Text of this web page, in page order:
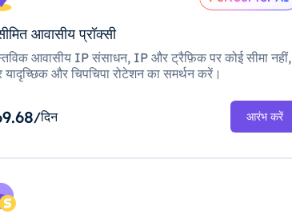
आवासीय प्रॉक्सी
आवासीय IP संसाधन, IP और ट्रैफ़िक पर कोई सीमा नहीं,
और चिपचिपा रोटेशन का समर्थन करें।
/दिन आरंभ करें